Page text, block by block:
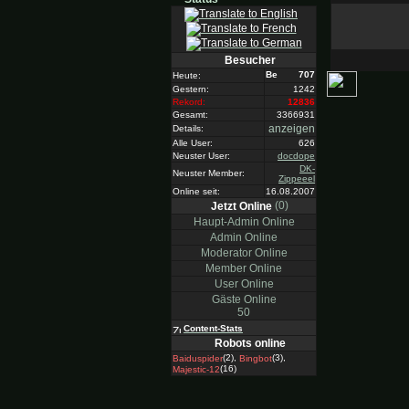
Besucher
Heute:
707
Gestern:
1242
Rekord:
12836
Gesamt:
3366931
Details:
anzeigen
Alle User:
626
Neuster User:
docdope
Neuster Member:
DK-
Zippeeel
Online seit:
16.08.2007
Jetzt Online (0)
Haupt-Admin Online
Admin Online
Moderator Online
Member Online
User Online
Gäste Online
50
Content-Stats
Robots online
Baiduspider(2), Bingbot(3),
Majestic-12(16)